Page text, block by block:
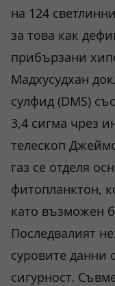
на 124
за това как
прибързани
Мадхусудхан
сулфид (DMS)
3,4 сигма чрез
телескоп
газ се отделя
фитопланктон,
като възможен
Последвалият
суровите данни
сигурност.